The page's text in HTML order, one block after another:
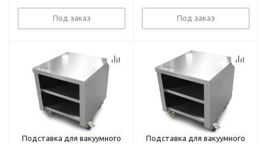
Под заказ Под заказ
Подставка для вакуумного
Подставка для вакуумного